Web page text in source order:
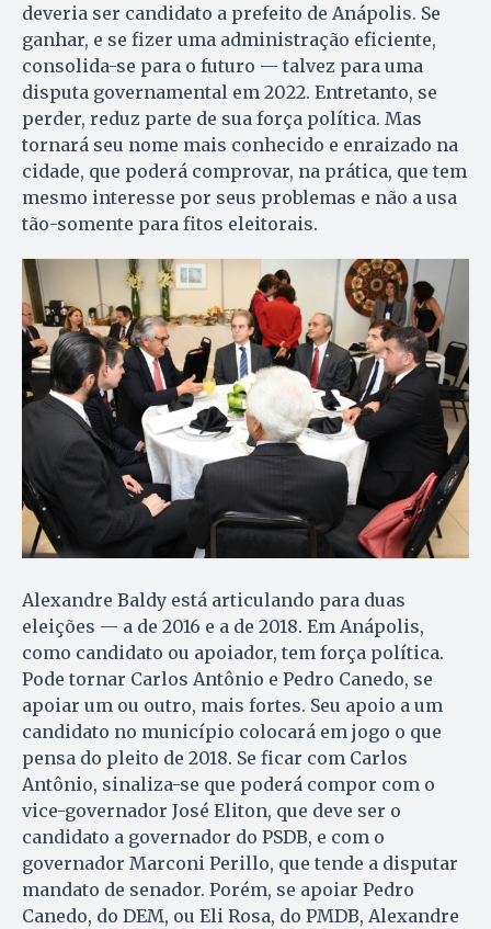
deveria ser candidato a prefeito de Anápolis. Se
ganhar, e se fizer uma administração eficiente,
consolida-se para o futuro — talvez para uma
disputa governamental em 2022. Entretanto, se
perder, reduz parte de sua força política. Mas
tornará seu nome mais conhecido e enraizado na
cidade, que poderá comprovar, na prática, que tem
mesmo interesse por seus problemas e não a usa
tão-somente para fitos eleitorais.
Alexandre Baldy está articulando para duas
eleições — a de 2016 e a de 2018. Em Anápolis,
como candidato ou apoiador, tem força política.
Pode tornar Carlos Antônio e Pedro Canedo, se
apoiar um ou outro, mais fortes. Seu apoio a um
candidato no município colocará em jogo o que
pensa do pleito de 2018. Se ficar com Carlos
Antônio, sinaliza-se que poderá compor com o
vice-governador José Eliton, que deve ser o
candidato a governador do PSDB, e com o
governador Marconi Perillo, que tende a disputar
mandato de senador. Porém, se apoiar Pedro
Canedo, do DEM, ou Eli Rosa, do PMDB, Alexandre